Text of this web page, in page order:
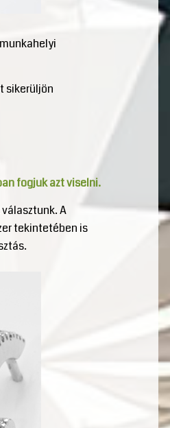
sikerüljön
fogjuk azt viselni.
A
tekintetében is